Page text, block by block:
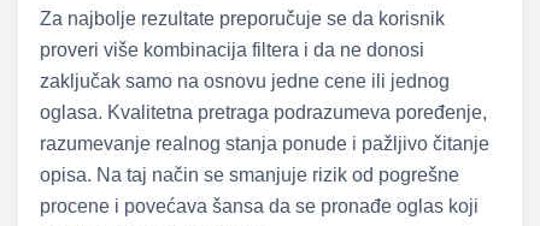
Za najbolje rezultate preporučuje se da korisnik
proveri više kombinacija filtera i da ne donosi
zaključak samo na osnovu jedne cene ili jednog
oglasa. Kvalitetna pretraga podrazumeva poređenje,
razumevanje realnog stanja ponude i pažljivo čitanje
opisa. Na taj način se smanjuje rizik od pogrešne
procene i povećava šansa da se pronađe oglas koji